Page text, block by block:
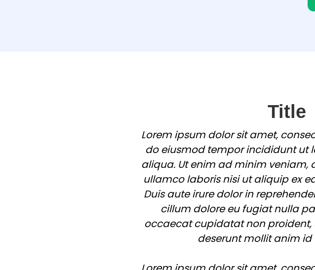
Title
Lorem ipsum dolor sit amet,
do eiusmod tempor incididunt ut
aliqua. Ut enim ad minim veniam,
ullamco laboris nisi ut aliquip ex
Duis aute irure dolor in
cillum dolore eu fugiat nulla
occaecat cupidatat non
deserunt mollit anim id